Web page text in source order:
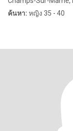
ค้นหา: หญิง 35 - 40